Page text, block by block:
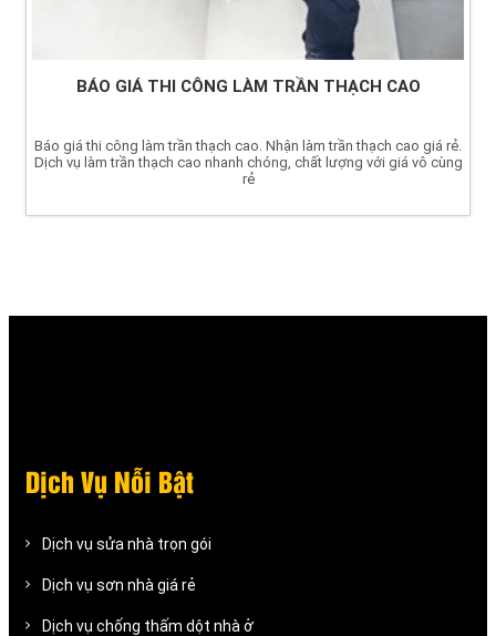
BÁO GIÁ THI CÔNG LÀM TRẦN THẠCH CAO
Báo giá thi công làm trần thạch cao. Nhận làm trần thạch cao giá rẻ.
Dịch vụ làm trần thạch cao nhanh chóng, chất lượng với giá vô cùng
rẻ
Dịch Vụ Nỗi Bật
Dịch vụ sửa nhà trọn gói
Dịch vụ sơn nhà giá rẻ
Dịch vụ chống thấm dột nhà ở